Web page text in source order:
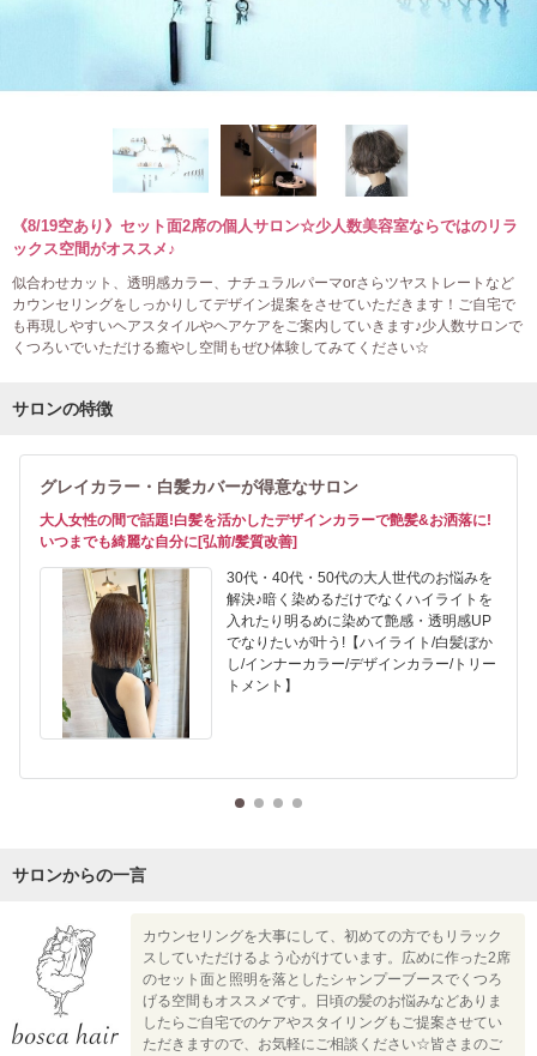
《8/19空あり》セット面2席の個人サロン☆少人数美容室ならではのリラ
ックス空間がオススメ♪
似合わせカット、透明感カラー、ナチュラルパーマorさらツヤストレートなど
カウンセリングをしっかりしてデザイン提案をさせていただきます！ご自宅で
も再現しやすいヘアスタイルやヘアケアをご案内していきます♪少人数サロンで
くつろいでいただける癒やし空間もぜひ体験してみてください☆
サロンの特徴
グレイカラー・白髪カバーが得意なサロン
大人女性の間で話題!白髪を活かしたデザインカラーで艶髪&お洒落に!
いつまでも綺麗な自分に[弘前/髪質改善]
30代・40代・50代の大人世代のお悩みを
解決♪暗く染めるだけでなくハイライトを
入れたり明るめに染めて艶感・透明感UP
でなりたいが叶う!【ハイライト/白髪ぼか
し/インナーカラー/デザインカラー/トリー
トメント】
サロンからの一言
カウンセリングを大事にして、初めての方でもリラック
スしていただけるよう心がけています。広めに作った2席
のセット面と照明を落としたシャンプーブースでくつろ
げる空間もオススメです。日頃の髪のお悩みなどありま
したらご自宅でのケアやスタイリングもご提案させてい
ただきますので、お気軽にご相談ください☆皆さまのご